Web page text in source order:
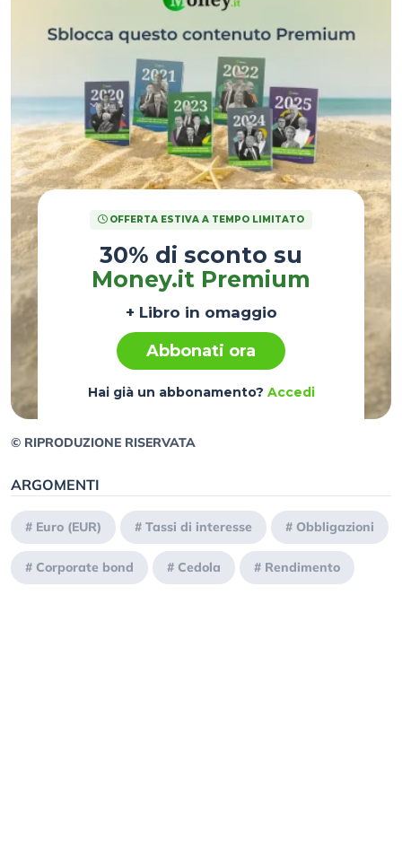
OFFERTA ESTIVA A TEMPO LIMITATO
30% di sconto su
Money.it Premium
+ Libro in omaggio
Abbonati ora
Hai già un abbonamento? Accedi
© RIPRODUZIONE RISERVATA
ARGOMENTI
# Euro (EUR) # Tassi di interesse # Obbligazioni
# Corporate bond # Cedola # Rendimento